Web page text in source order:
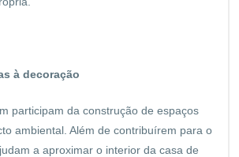
à decoração
participam da construção de espaços
ambiental. Além de contribuírem para o
a aproximar o interior da casa de